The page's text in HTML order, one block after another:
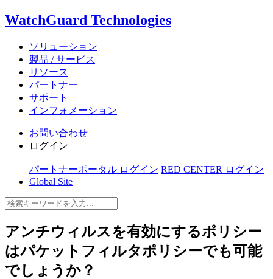
WatchGuard Technologies
ソリューション
製品 / サービス
リソース
パートナー
サポート
インフォメーション
お問い合わせ
ログイン
パートナーポータル ログイン RED CENTER ログイン
Global Site
アンチウィルスを有効にするポリシー
はパケットフィルタポリシーでも可能
でしょうか？